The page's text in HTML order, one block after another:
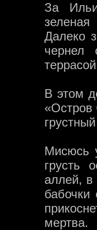
За
Далеко
чернел
В этом
«Остров
Мисюсь
грусть
аллей, в
мертва.